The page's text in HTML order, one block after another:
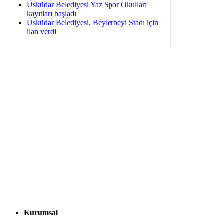
Üsküdar Belediyesi Yaz Spor Okulları
kayıtları başladı
Üsküdar Belediyesi, Beylerbeyi Stadı için
ilan verdi
Kurumsal